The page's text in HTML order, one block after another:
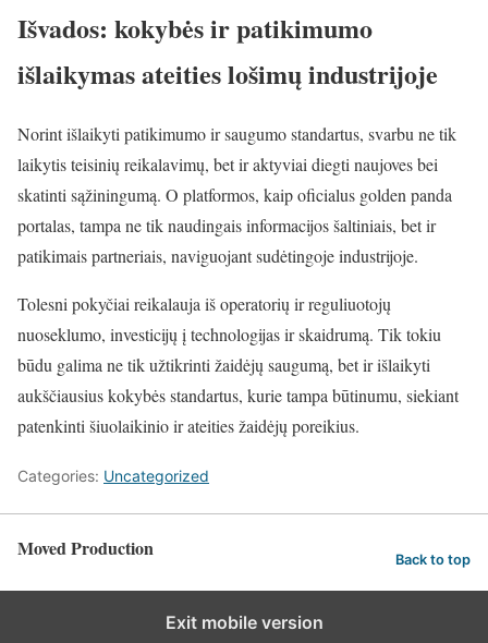
Išvados: kokybės ir patikimumo
išlaikymas ateities lošimų industrijoje
Norint išlaikyti patikimumo ir saugumo standartus, svarbu ne tik
laikytis teisinių reikalavimų, bet ir aktyviai diegti naujoves bei
skatinti sąžiningumą. O platformos, kaip oficialus golden panda
portalas, tampa ne tik naudingais informacijos šaltiniais, bet ir
patikimais partneriais, naviguojant sudėtingoje industrijoje.
Tolesni pokyčiai reikalauja iš operatorių ir reguliuotojų
nuoseklumo, investicijų į technologijas ir skaidrumą. Tik tokiu
būdu galima ne tik užtikrinti žaidėjų saugumą, bet ir išlaikyti
aukščiausius kokybės standartus, kurie tampa būtinumu, siekiant
patenkinti šiuolaikinio ir ateities žaidėjų poreikius.
Categories: Uncategorized
Moved Production Back to top
Exit mobile version